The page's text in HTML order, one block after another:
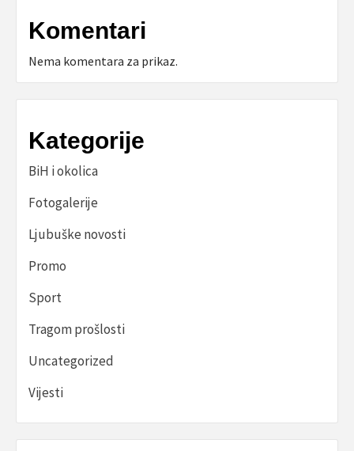
Komentari
Nema komentara za prikaz.
Kategorije
BiH i okolica
Fotogalerije
Ljubuške novosti
Promo
Sport
Tragom prošlosti
Uncategorized
Vijesti